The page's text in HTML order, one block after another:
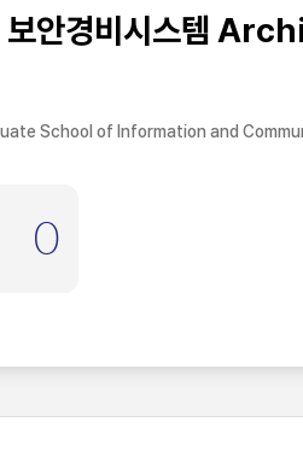
보안경비시스템
School of Information and
0